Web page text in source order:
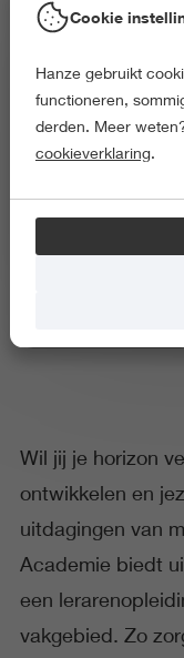
Hanze
Wil jij je horizon
ontwikkelen en
uitdagingen van
Academie biedt
een
vakgebied. Zo
Cookie
Hanze gebruikt
functioneren,
derden. Meer
cookieverklaring.